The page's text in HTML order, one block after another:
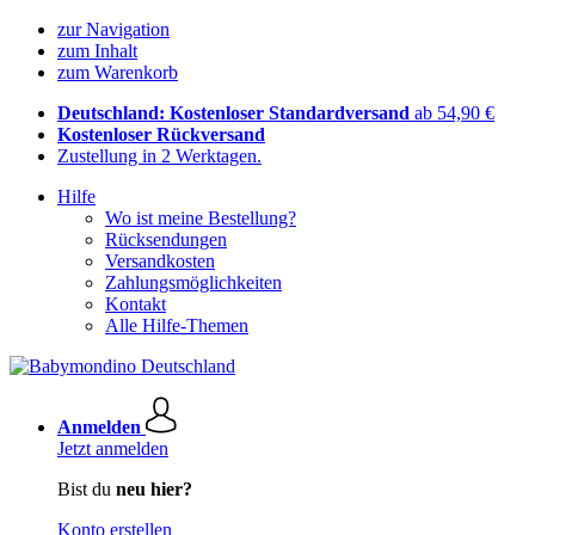
zur Navigation
zum Inhalt
zum Warenkorb
Deutschland: Kostenloser Standardversand ab 54,90 €
Kostenloser Rückversand
Zustellung in 2 Werktagen.
Hilfe
Wo ist meine Bestellung?
Rücksendungen
Versandkosten
Zahlungsmöglichkeiten
Kontakt
Alle Hilfe-Themen
Anmelden
Jetzt anmelden
Bist du neu hier?
Konto erstellen